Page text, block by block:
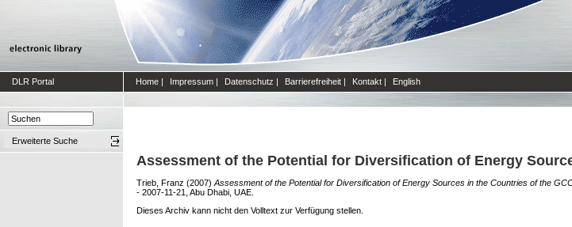
DLR Portal Home | Impressum | Datenschutz | Barrierefreiheit | Kontakt | English
Erweiterte Suche
Assessment of the Potential for Diversification of Energy
Trieb, Franz (2007) Assessment of the Potential for Diversification of Energy Sources in the Countries of the
- 2007-11-21, Abu Dhabi, UAE.
Dieses Archiv kann nicht den Volltext zur Verfügung stellen.